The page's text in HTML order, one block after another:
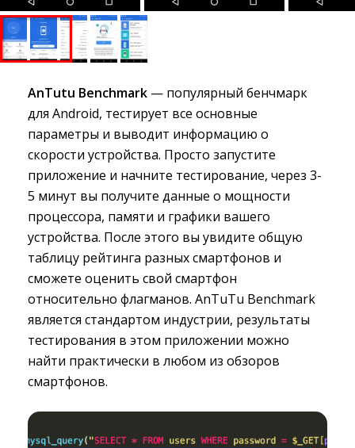
AnTutu Benchmark — популярный бенчмарк
для Android, тестирует все основные
параметры и выводит информацию о
скорости устройства. Просто запустите
приложение и начните тестирование, через 3-
5 минут вы получите данные о мощности
процессора, памяти и графики вашего
устройства. После этого вы увидите общую
таблицу рейтинга разных смартфонов и
сможете оценить свой смартфон
относительно флагманов. AnTuTu Benchmark
является стандартом индустрии, результаты
тестирования в этом приложении можно
найти практически в любом из обзоров
смартфонов.